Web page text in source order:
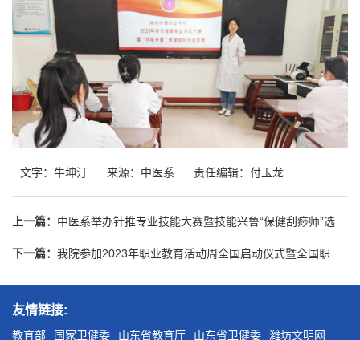
文字：牛坤汀 来源：中医系 责任编辑：付玉龙
上一篇： 中医系举办针推专业技能大赛暨技能兴鲁“保健刮痧师”选拔赛
下一篇： 我院参加2023年职业教育活动周全国启动仪式暨全国职业院校技能大赛开幕式
友情链接:
教育部 国家卫健委 山东省教育厅 山东省卫健委 潍坊文明网